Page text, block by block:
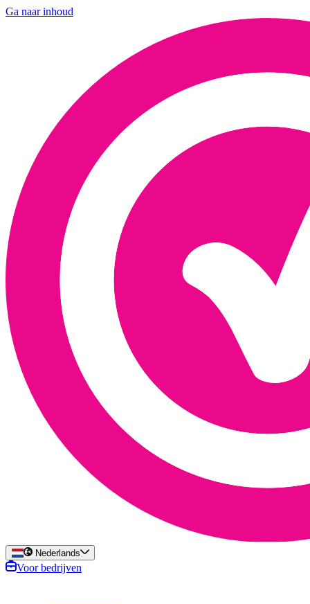
Ga naar inhoud
Nederlands
Voor bedrijven